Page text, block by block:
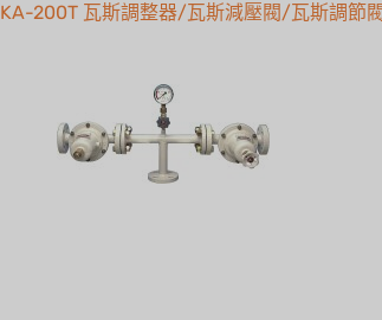
KA-200T 瓦斯調整器/瓦斯減壓閥/瓦斯調節